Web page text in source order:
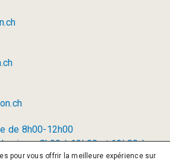
de 8h00-12h00
8h00 à 12h00 et 13h00 à
pour vous offrir la meilleure expérience sur